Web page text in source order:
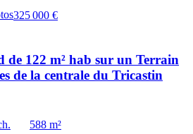
325 000 €
de 122 m² hab sur un Terrain
de la centrale du Tricastin
588 m²